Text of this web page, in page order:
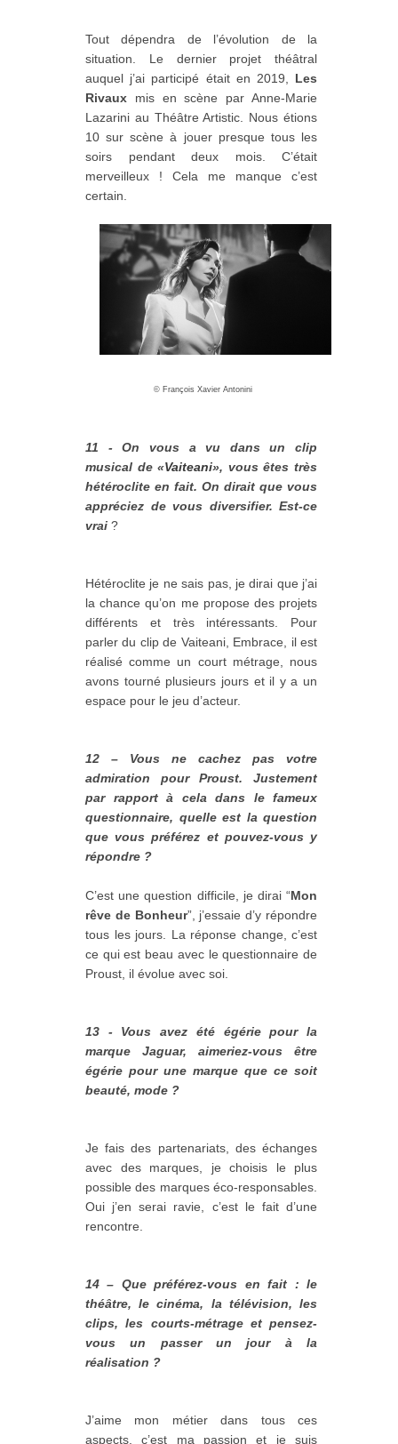
Tout dépendra de l’évolution de la
situation. Le dernier projet théâtral
auquel j’ai participé était en 2019, Les
Rivaux mis en scène par Anne-Marie
Lazarini au Théâtre Artistic. Nous étions
10 sur scène à jouer presque tous les
soirs pendant deux mois. C’était
merveilleux ! Cela me manque c’est
certain.
© François Xavier Antonini
11 - On vous a vu dans un clip
musical de «Vaiteani», vous êtes très
hétéroclite en fait. On dirait que vous
appréciez de vous diversifier. Est-ce
vrai ?
Hétéroclite je ne sais pas, je dirai que j’ai
la chance qu’on me propose des projets
différents et très intéressants. Pour
parler du clip de Vaiteani, Embrace, il est
réalisé comme un court métrage, nous
avons tourné plusieurs jours et il y a un
espace pour le jeu d’acteur.
12 – Vous ne cachez pas votre
admiration pour Proust. Justement
par rapport à cela dans le fameux
questionnaire, quelle est la question
que vous préférez et pouvez-vous y
répondre ?
C’est une question difficile, je dirai “Mon
rêve de Bonheur”, j’essaie d’y répondre
tous les jours. La réponse change, c’est
ce qui est beau avec le questionnaire de
Proust, il évolue avec soi.
13 - Vous avez été égérie pour la
marque Jaguar, aimeriez-vous être
égérie pour une marque que ce soit
beauté, mode ?
Je fais des partenariats, des échanges
avec des marques, je choisis le plus
possible des marques éco-responsables.
Oui j’en serai ravie, c’est le fait d’une
rencontre.
14 – Que préférez-vous en fait : le
théâtre, le cinéma, la télévision, les
clips, les courts-métrage et pensez-
vous un passer un jour à la
réalisation ?
J’aime mon métier dans tous ces
aspects, c’est ma passion et je suis